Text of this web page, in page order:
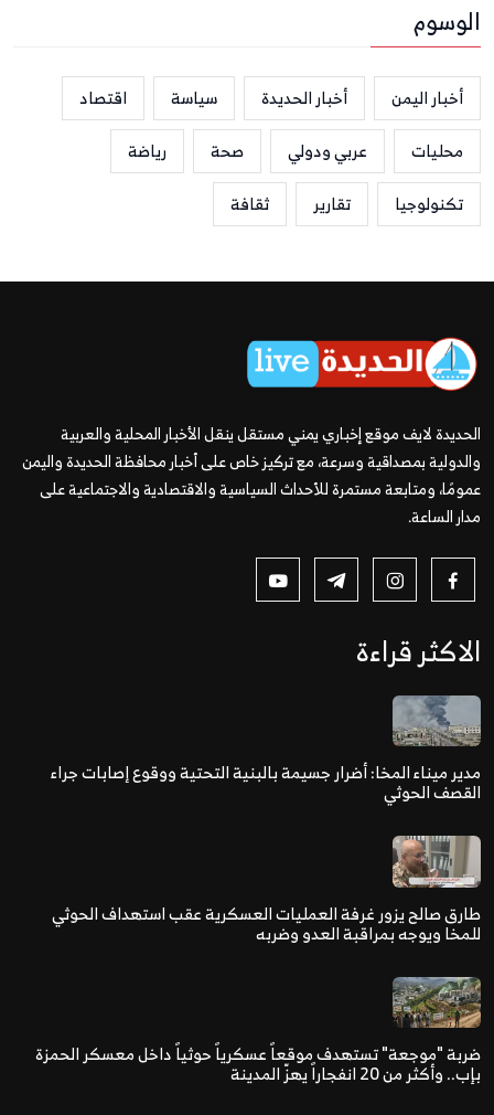
الوسوم
أخبار اليمن أخبار الحديدة سياسة
اقتصاد
محليات
عربي ودولي صحة
رياضة
تكنولوجيا
تقارير ثقافة
الحديدة لايف موقع إخباري يمني مستقل ينقل الأخبار المحلية والعربية
والدولية بمصداقية وسرعة، مع تركيز خاص على أخبار محافظة الحديدة واليمن
عمومًا، ومتابعة مستمرة للأحداث السياسية والاقتصادية والاجتماعية على
مدار الساعة.
الاكثر قراءة
مدير ميناء المخا: أضرار جسيمة بالبنية التحتية ووقوع إصابات جراء
القصف الحوثي
طارق صالح يزور غرفة العمليات العسكرية عقب استهداف الحوثي
للمخا ويوجه بمراقبة العدو وضربه
ضربة "موجعة" تستهدف موقعاً عسكرياً حوثياً داخل معسكر الحمزة
بإب.. وأكثر من 20 انفجاراً يهزّ المدينة